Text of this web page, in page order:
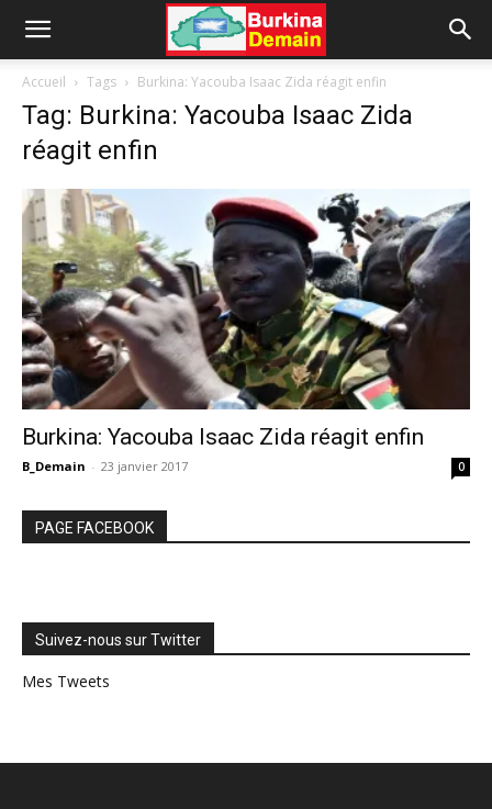
Accueil Tags Burkina: Yacouba Isaac Zida réagit enfin
Tag: Burkina: Yacouba Isaac Zida
réagit enfin
Burkina: Yacouba Isaac Zida réagit enfin
B_Demain - 23 janvier 2017 0
PAGE FACEBOOK
Suivez-nous sur Twitter
Mes Tweets